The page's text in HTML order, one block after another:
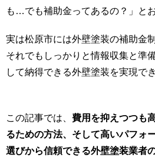
も…でも補助金ってあるの？」と
実は松原市には外壁塗装の補助金
それでもしっかりと情報収集と準
して納得できる外壁塗装を実現でき
この記事では、 費用を抑えつつも
るための方法、そして高いパフォ
選びから信頼できる外壁塗装業者